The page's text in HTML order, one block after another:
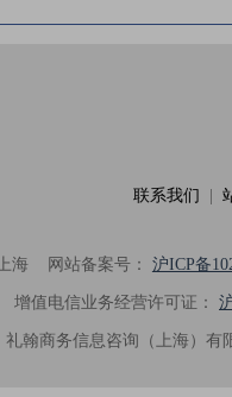
联系我们
海网站备案号： 沪ICP备
增值电信业务经营许可证：
礼翰商务信息咨询（上海）